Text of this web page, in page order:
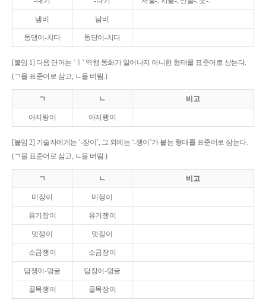
냄비 남비
동댕이-치다 동당이-치다
[붙임 1] 다음 단어는 ‘ㅣ’ 역행 동화가 일어나지 아니한 형태를 표준어로 삼는다.
(ㄱ을 표준어로 삼고, ㄴ을 버림.)
ㄱ ㄴ 비고
아지랑이 아지랭이
[붙임 2] 기술자에게는 ‘-장이’, 그 외에는 ‘-쟁이’가 붙는 형태를 표준어로 삼는다.
(ㄱ을 표준어로 삼고, ㄴ을 버림.)
ㄱ ㄴ 비고
미장이 미쟁이
유기장이 유기쟁이
멋쟁이 멋장이
소금쟁이 소금장이
담쟁이-덩굴 담장이-덩굴
골목쟁이 골목장이